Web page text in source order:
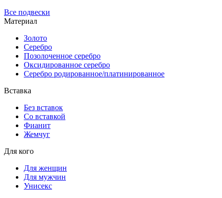
Все подвески
Материал
Золото
Серебро
Позолоченное серебро
Оксидированное серебро
Серебро родированное/платинированное
Вставка
Без вставок
Со вставкой
Фианит
Жемчуг
Для кого
Для женщин
Для мужчин
Унисекс